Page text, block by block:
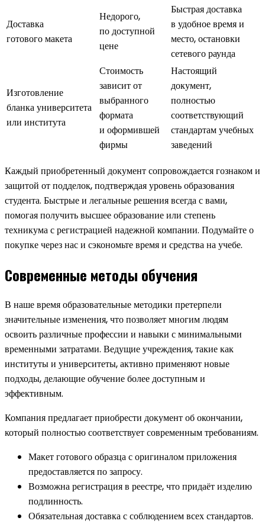
Доставка
готового макета
Недорого,
по доступной
цене
Быстрая доставка
в удобное время и
место, остановки
сетевого раунда
Изготовление
бланка университета
или института
Стоимость
зависит от
выбранного
формата
и оформившей
фирмы
Настоящий
документ,
полностью
соответствующий
стандартам учебных
заведений
Каждый приобретенный документ сопровождается гознаком и
защитой от подделок, подтверждая уровень образования
студента. Быстрые и легальные решения всегда с вами,
помогая получить высшее образование или степень
техникума с регистрацией надежной компании. Подумайте о
покупке через нас и сэкономьте время и средства на учебе.
Современные методы обучения
В наше время образовательные методики претерпели
значительные изменения, что позволяет многим людям
освоить различные профессии и навыки с минимальными
временными затратами. Ведущие учреждения, такие как
институты и университеты, активно применяют новые
подходы, делающие обучение более доступным и
эффективным.
Компания предлагает приобрести документ об окончании,
который полностью соответствует современным требованиям.
Макет готового образца с оригиналом приложения
предоставляется по запросу.
Возможна регистрация в реестре, что придаёт изделию
подлинность.
Обязательная доставка с соблюдением всех стандартов.